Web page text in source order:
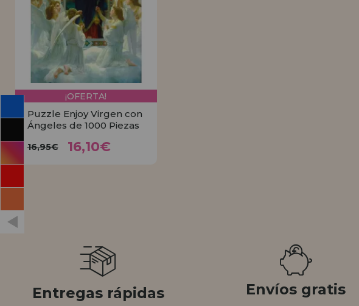
INFORMACIÓN
955 333 133
info@casadelpuzzle.com
¡OFERTA!
Puzzle Enjoy Virgen con
Ángeles de 1000 Piezas
16,95€ 16,10€
Entregas rápidas Envíos gratis